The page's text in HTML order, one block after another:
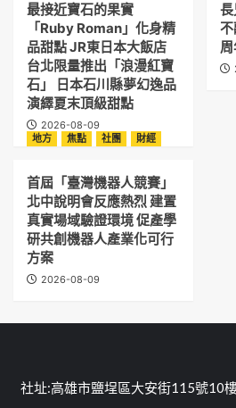
最接近寶石的果實
「Ruby Roman」化身精
品甜點 JR東日本大飯店
台北限量推出「浪漫紅寶
石」 日本石川縣夢幻逸品
演繹夏末頂級甜點
2026-08-09
地方 焦點 社團 財經
首屆「臺灣機器人競賽」
北中說明會反應熱烈 建置
真實場域驗證環境 促產學
研共創機器人產業化可行
方案
2026-08-09
社址:高雄市鹽埕區大安街115號10